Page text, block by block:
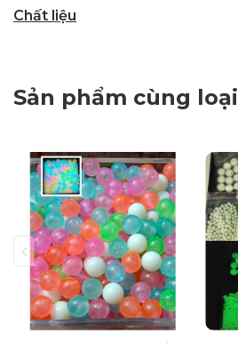
Chất liệu
Sản phẩm cùng loại